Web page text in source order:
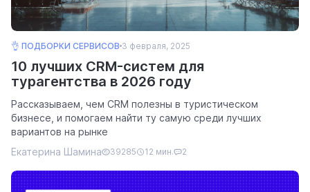
👌 ПОДБОРКИ СЕРВИСОВ 3 февраля, 2025
10 лучших CRM-систем для
турагентства в 2026 году
Рассказываем, чем CRM полезны в туристическом
бизнесе, и помогаем найти ту самую среди лучших
вариантов на рынке
Екатерина Шамина
39285 12 мин. 2